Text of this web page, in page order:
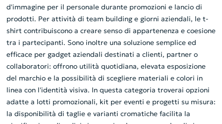
d'immagine per il personale durante promozioni e lancio di
prodotti. Per attività di team building e giorni aziendali, le t-
shirt contribuiscono a creare senso di appartenenza e coesione
tra i partecipanti. Sono inoltre una soluzione semplice ed
efficace per gadget aziendali destinati a clienti, partner o
collaboratori: offrono utilità quotidiana, elevata esposizione
del marchio e la possibilità di scegliere materiali e colori in
linea con l'identità visiva. In questa categoria troverai opzioni
adatte a lotti promozionali, kit per eventi e progetti su misura:
la disponibilità di taglie e varianti cromatiche facilita la